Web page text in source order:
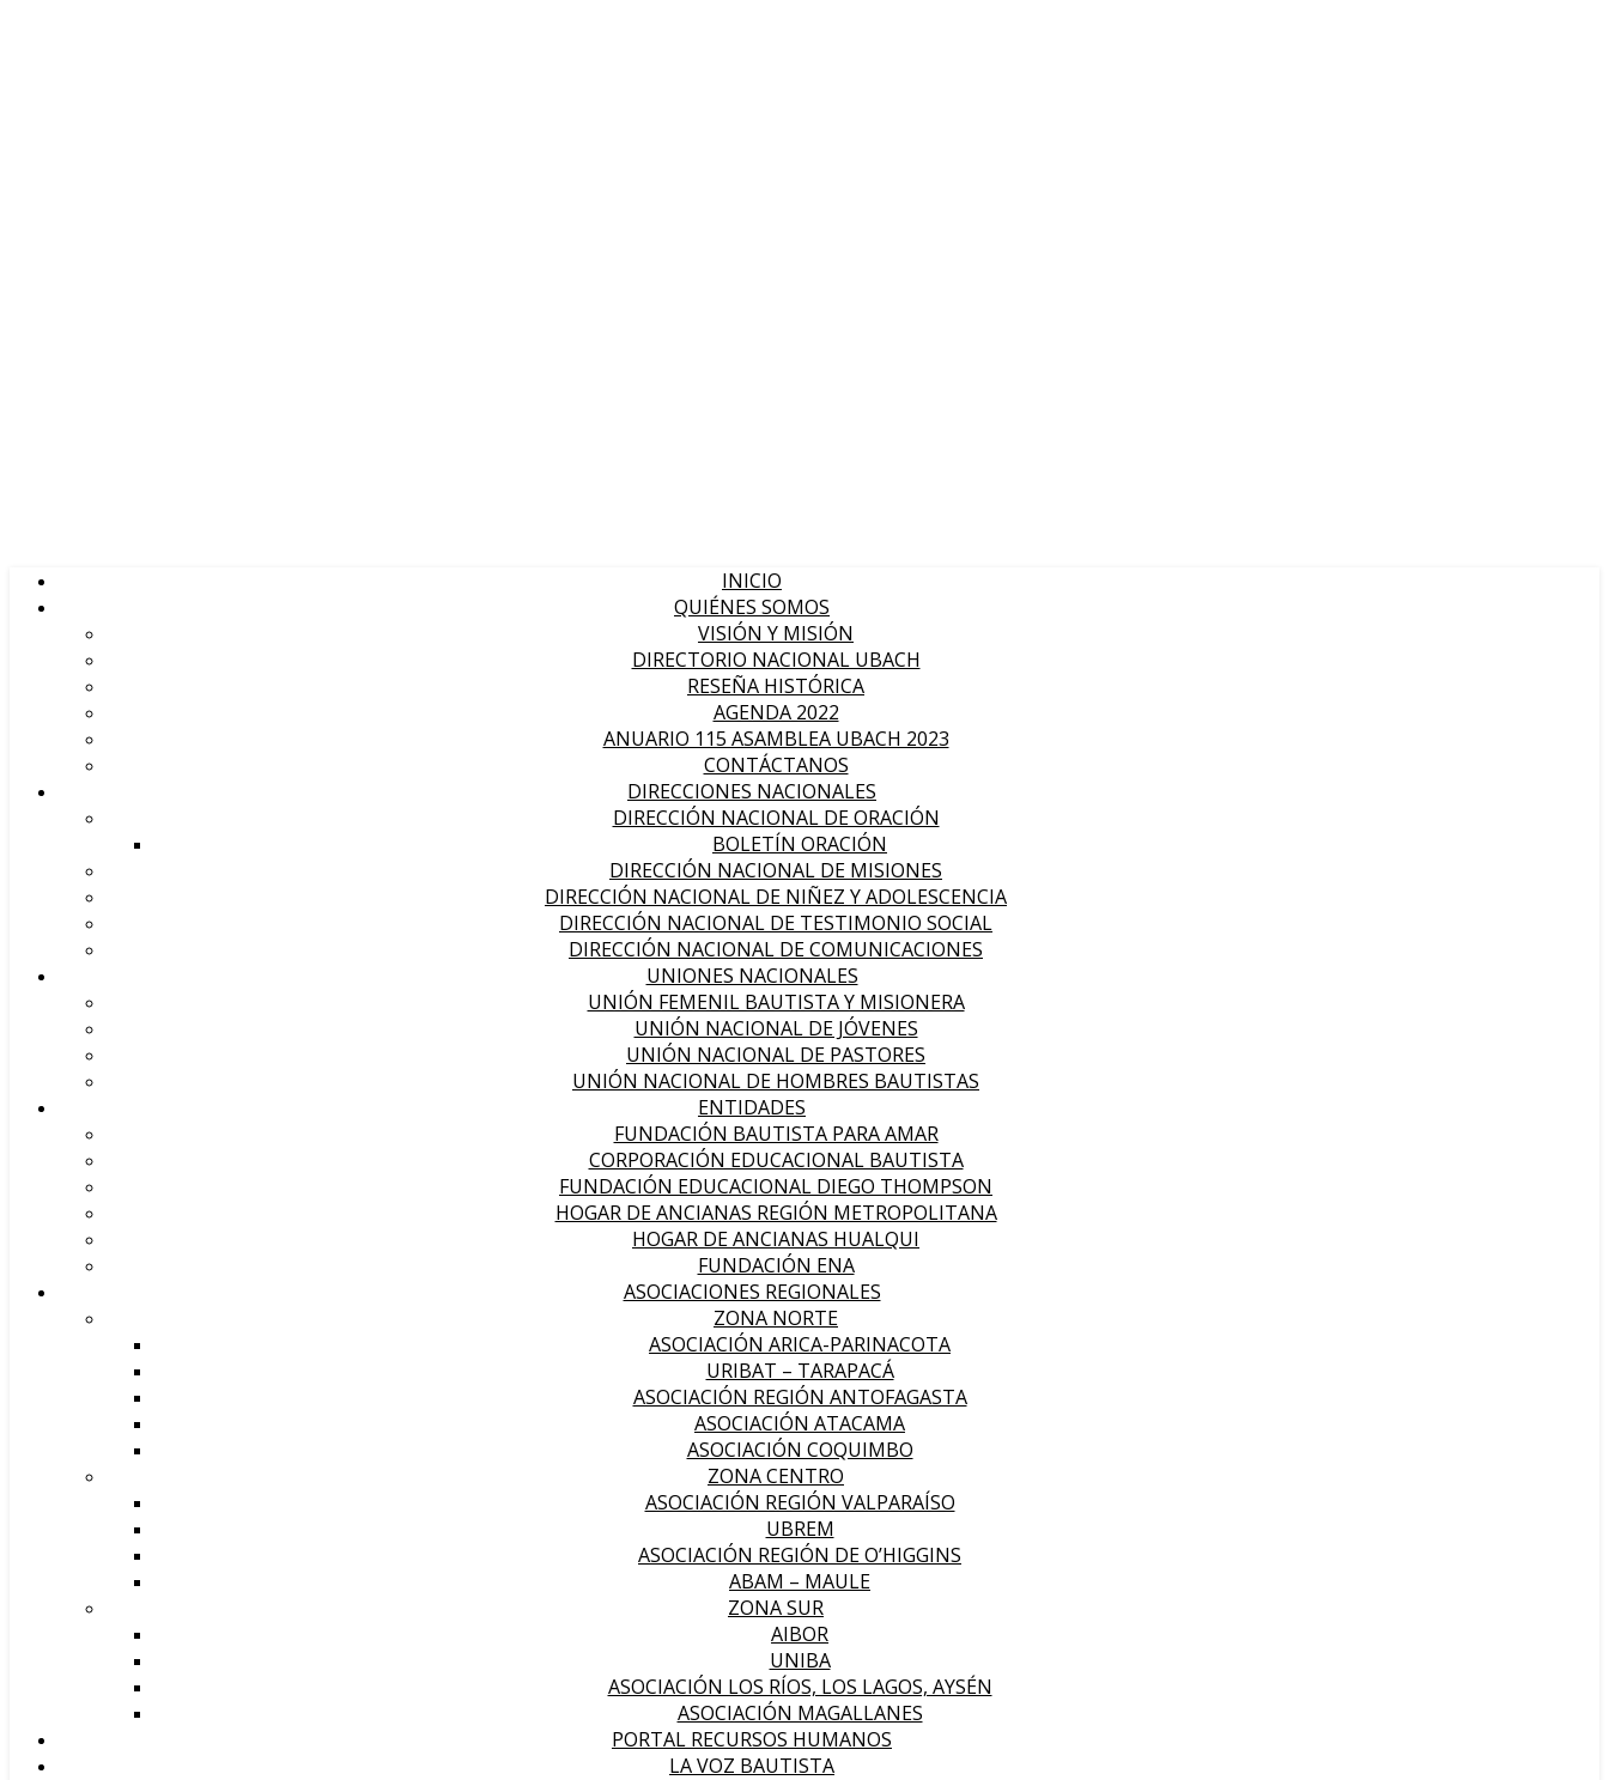
INICIO
QUIÉNES SOMOS
VISIÓN Y MISIÓN
DIRECTORIO NACIONAL UBACH
RESEÑA HISTÓRICA
AGENDA 2022
ANUARIO 115 ASAMBLEA UBACH 2023
CONTÁCTANOS
DIRECCIONES NACIONALES
DIRECCIÓN NACIONAL DE ORACIÓN
BOLETÍN ORACIÓN
DIRECCIÓN NACIONAL DE MISIONES
DIRECCIÓN NACIONAL DE NIÑEZ Y ADOLESCENCIA
DIRECCIÓN NACIONAL DE TESTIMONIO SOCIAL
DIRECCIÓN NACIONAL DE COMUNICACIONES
UNIONES NACIONALES
UNIÓN FEMENIL BAUTISTA Y MISIONERA
UNIÓN NACIONAL DE JÓVENES
UNIÓN NACIONAL DE PASTORES
UNIÓN NACIONAL DE HOMBRES BAUTISTAS
ENTIDADES
FUNDACIÓN BAUTISTA PARA AMAR
CORPORACIÓN EDUCACIONAL BAUTISTA
FUNDACIÓN EDUCACIONAL DIEGO THOMPSON
HOGAR DE ANCIANAS REGIÓN METROPOLITANA
HOGAR DE ANCIANAS HUALQUI
FUNDACIÓN ENA
ASOCIACIONES REGIONALES
ZONA NORTE
ASOCIACIÓN ARICA-PARINACOTA
URIBAT – TARAPACÁ
ASOCIACIÓN REGIÓN ANTOFAGASTA
ASOCIACIÓN ATACAMA
ASOCIACIÓN COQUIMBO
ZONA CENTRO
ASOCIACIÓN REGIÓN VALPARAÍSO
UBREM
ASOCIACIÓN REGIÓN DE O’HIGGINS
ABAM – MAULE
ZONA SUR
AIBOR
UNIBA
ASOCIACIÓN LOS RÍOS, LOS LAGOS, AYSÉN
ASOCIACIÓN MAGALLANES
PORTAL RECURSOS HUMANOS
LA VOZ BAUTISTA